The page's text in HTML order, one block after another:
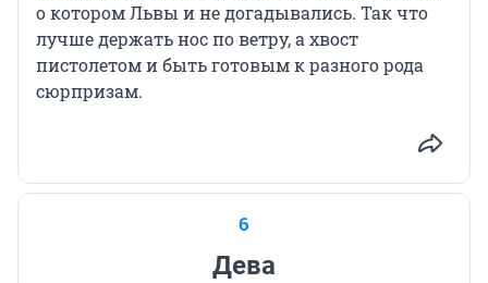
о котором Львы и не догадывались. Так что
лучше держать нос по ветру, а хвост
пистолетом и быть готовым к разного рода
сюрпризам.
6
Дева